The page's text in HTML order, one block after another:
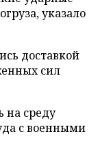
указало
доставкой
сил
на среду
с военными